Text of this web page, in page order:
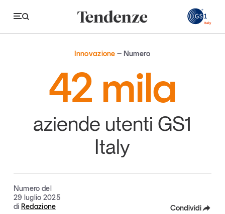
Tendenze
Economia e consumi
Innovazione
Logistica
Sostenibilità
Grandi temi
Innovazione Numero
42 mila
aziende utenti GS1
Italy
Numero del
29 luglio 2025
di Redazione
Condividi